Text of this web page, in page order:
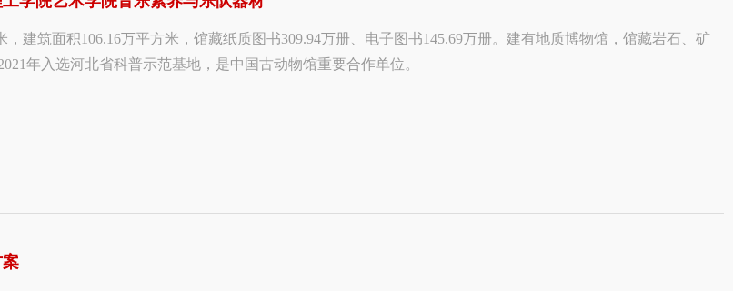
，建筑面积106.16万平方米，馆藏纸质图书309.94万册、电子图书145.69万册。建有地质博物馆，馆藏岩石、矿
年入选河北省科普示范基地，是中国古动物馆重要合作单位。